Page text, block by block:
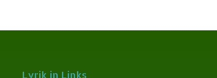
Lyrik in Links